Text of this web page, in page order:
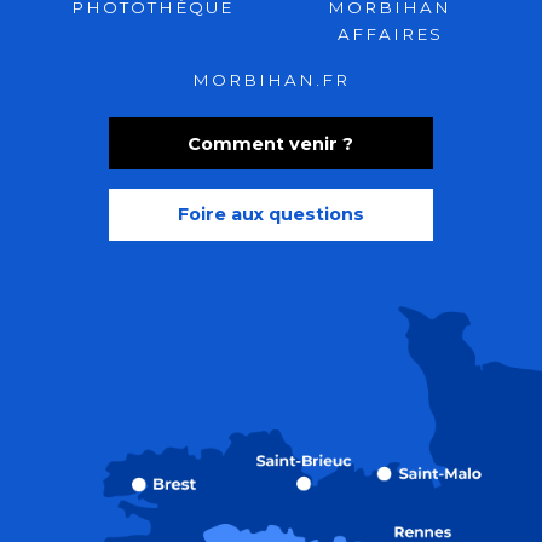
Comment venir ?
Foire aux questions
PHOTOTHÈQUE
MORBIHAN
AFFAIRES
MORBIHAN.FR